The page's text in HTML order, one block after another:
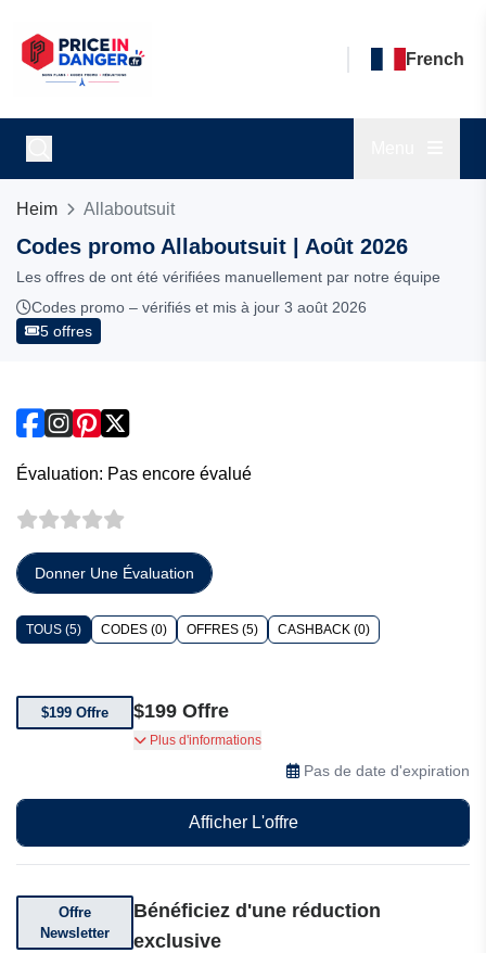
French
Heim Allaboutsuit
Codes promo Allaboutsuit | Août 2026
Les offres de ont été vérifiées manuellement par notre équipe
Codes promo – vérifiés et mis à jour 3 août 2026
5 offres
Évaluation: Pas encore évalué
Donner Une Évaluation
TOUS (5) CODES (0) OFFRES (5) CASHBACK (0)
$199 Offre $199 Offre
Les costumes de bal jaunes tendance sont à
Plus d'informations
Pas de date d'expiration
Afficher L'offre
Offre
Newsletter
Bénéficiez d'une réduction
exclusive